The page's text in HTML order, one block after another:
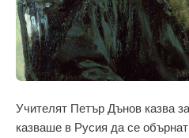
Учителят Петър Дънов казва
казваше в Русия да се